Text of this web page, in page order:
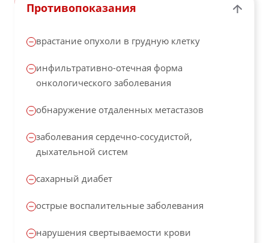
Противопоказания
врастание опухоли в грудную клетку
инфильтративно-отечная форма
онкологического заболевания
обнаружение отдаленных метастазов
заболевания сердечно-сосудистой,
дыхательной систем
сахарный диабет
острые воспалительные заболевания
нарушения свертываемости крови